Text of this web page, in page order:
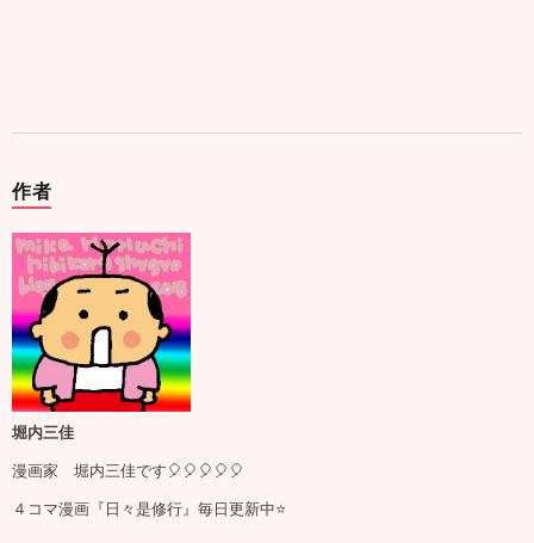
作者
堀内三佳
漫画家 堀内三佳です🎈🎈🎈🎈🎈
４コマ漫画『日々是修行』毎日更新中⭐️